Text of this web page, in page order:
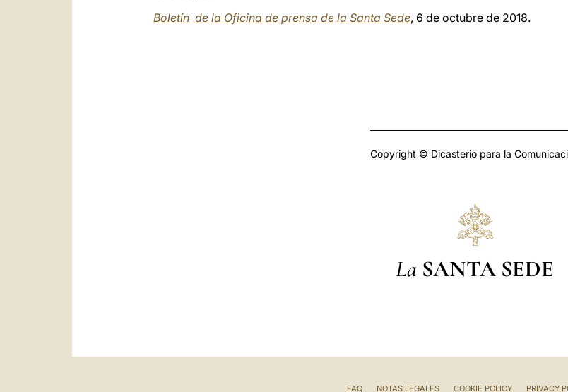
Boletín de la Oficina de prensa de la Santa Sede, 6 de octubre de 2018.
Copyright © Dicasterio para la
La SANTA SEDE
FAQ NOTAS LEGALES COOKIE POLICY PRIVACY